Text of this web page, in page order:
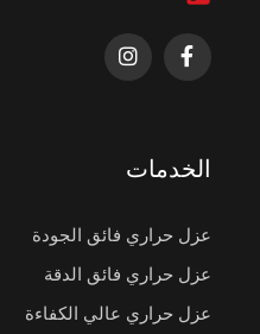
الخدمات
عزل حراري فائق الجودة
عزل حراري فائق الدقة
عزل حراري عالي الكفاءة